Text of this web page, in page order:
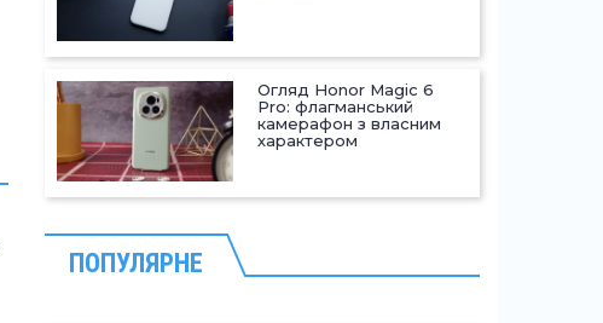
Огляд Honor Magic 6
Pro: флагманський
камерафон з власним
характером
ПОПУЛЯРНЕ